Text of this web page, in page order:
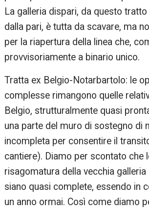
La galleria dispari, da questo
dalla pari, è tutta da scavare, ma
per la riapertura della linea che,
provvisoriamente a binario unico.
Tratta ex Belgio-Notarbartolo: le
complesse rimangono quelle
Belgio, strutturalmente quasi
una parte del muro di sostegno di
incompleta per consentire il
cantiere). Diamo per scontato che
risagomatura della vecchia
siano quasi complete, essendo in
un anno ormai. Così come diamo